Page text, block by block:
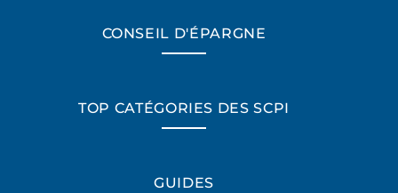
CONSEIL D'ÉPARGNE
TOP CATÉGORIES DES SCPI
GUIDES